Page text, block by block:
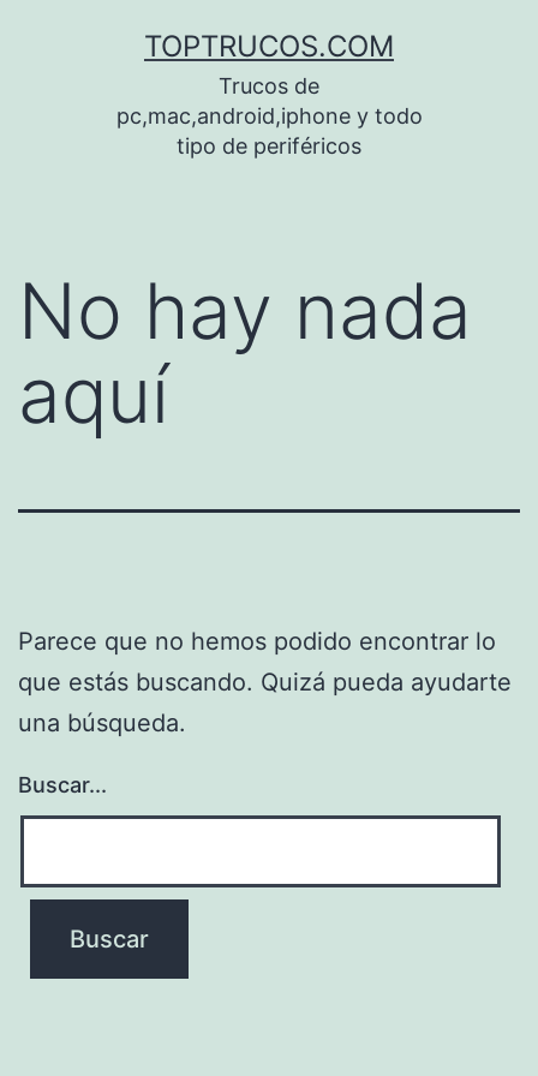
TOPTRUCOS.COM
Trucos de
pc,mac,android,iphone y todo
tipo de periféricos
No hay nada
aquí
Parece que no hemos podido encontrar lo
que estás buscando. Quizá pueda ayudarte
una búsqueda.
Buscar...